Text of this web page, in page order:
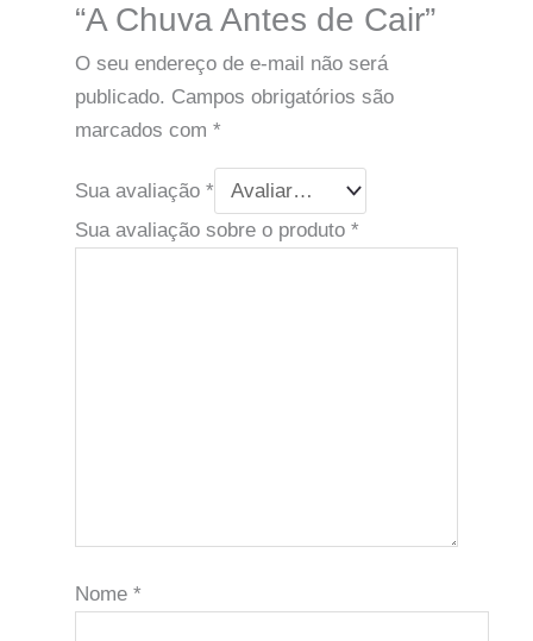
“A Chuva Antes de Cair”
O seu endereço de e-mail não será
publicado. Campos obrigatórios são
marcados com *
Sua avaliação *
Sua avaliação sobre o produto *
Nome *